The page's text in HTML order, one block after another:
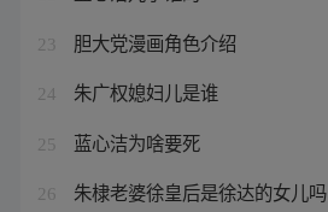
23 胆大党漫画角色介绍
24 朱广权媳妇儿是谁
25 蓝心洁为啥要死
26 朱棣老婆徐皇后是徐达的女儿吗